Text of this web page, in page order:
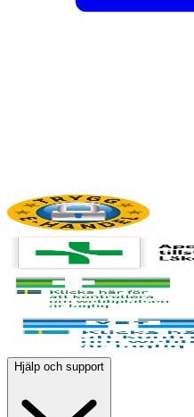
Hjälp och support